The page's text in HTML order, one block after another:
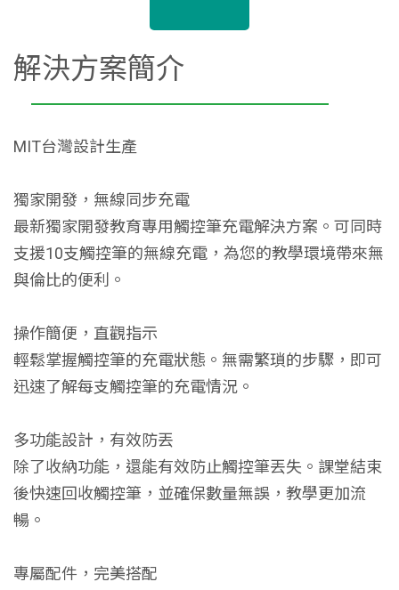
解決方案簡介
MIT台灣設計生產
獨家開發，無線同步充電
最新獨家開發教育專用觸控筆充電解決方案。可同時
支援10支觸控筆的無線充電，為您的教學環境帶來無
與倫比的便利。
操作簡便，直觀指示
輕鬆掌握觸控筆的充電狀態。無需繁瑣的步驟，即可
迅速了解每支觸控筆的充電情況。
多功能設計，有效防丟
除了收納功能，還能有效防止觸控筆丟失。課堂結束
後快速回收觸控筆，並確保數量無誤，教學更加流
暢。
專屬配件，完美搭配